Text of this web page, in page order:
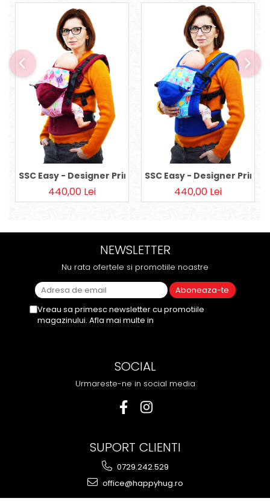
SSC Easy - Designer Print - Roz Balloons, Baby
440,00 Lei
SSC Easy - Designer Print
440,00 Lei
NEWSLETTER
Nu rata ofertele si promotiile noastre
Vreau sa primesc newsletter cu promotiile
magazinului. Afla mai multe in
SOCIAL
Urmareste-ne in social media
SUPORT CLIENTI
0729.242.529
office@happyhug.ro